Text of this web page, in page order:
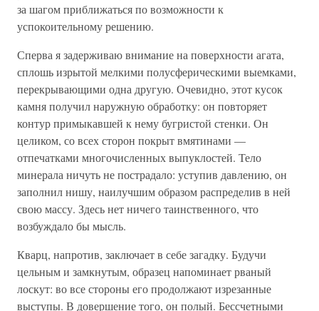
за шагом приближаться по возможности к
успокоительному решению.
Сперва я задерживаю внимание на поверхности агата,
сплошь изрытой мелкими полусферическими выемками,
перекрывающими одна другую. Очевидно, этот кусок
камня получил наружную обработку: он повторяет
контур примыкавшей к нему бугристой стенки. Он
целиком, со всех сторон покрыт вмятинами —
отпечатками многочисленных выпуклостей. Тело
минерала ничуть не пострадало: уступив давлению, он
заполнил нишу, наилучшим образом распределив в ней
свою массу. Здесь нет ничего таинственного, что
возбуждало бы мысль.
Кварц, напротив, заключает в себе загадку. Будучи
цельным и замкнутым, образец напоминает рваный
лоскут: во все стороны его продолжают изрезанные
выступы. В довершение того, он полый. Бессчетными